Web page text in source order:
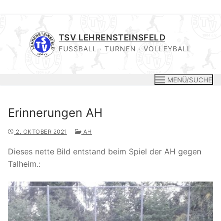
springen
TSV LEHRENSTEINSFELD
FUSSBALL · TURNEN · VOLLEYBALL
MENÜ/SUCHE
Erinnerungen AH
2. OKTOBER 2021 AH
Dieses nette Bild entstand beim Spiel der AH gegen
Talheim.: